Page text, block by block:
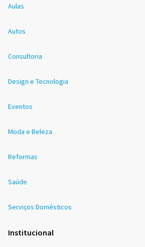
Aulas
Autos
Consultoria
Design e Tecnologia
Eventos
Moda e Beleza
Reformas
Saúde
Serviços Domésticos
Institucional